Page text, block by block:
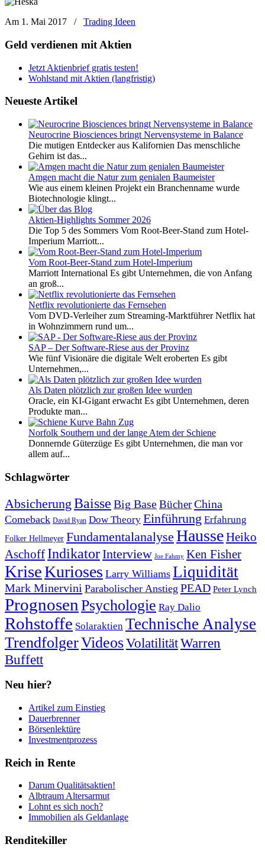
Am 1. Mai 2017 / Trading Ideen
Geld verdienen mit Aktien
Jetzt Aktienbrief gratis testen!
Wohlstand mit Aktien (langfristig)
Neueste Artikel
Neurocrine Biosciences bringt Nervensysteme in Balance
Die mutigen Entdecker aus Kalifornien Das menschliche
Gehirn ist das...
Amgen macht die Natur zum genialen Baumeister
Wie aus einem kleinen Projekt ein Branchenname wurde
Biotechnologie klingt...
Aktien-Highlights Sommer 2026
Die Top 5 des Sommers Vom Root-Beer-Stand zum Hotel-
Imperium Marriott...
Vom Root-Beer-Stand zum Hotel-Imperium
Marriott International Es gibt Unternehmen, die von Anfang
an groß...
Netflix revolutionierte das Fernsehen
Vom DVD-Verleiher zum Streaming-Marktführer Netflix hat
in Wohnzimmern rund um...
SAP – Der Software-Riese aus der Provinz
Wie fünf Visionäre die digitale Welt eroberten Es gibt
Unternehmen,...
Als Daten plötzlich zur großen Idee wurden
Oracle, ein KI-Gigant erwacht Es gibt Unternehmen, deren
Produkte man...
Norfolk Southern und der lange Atem der Schiene
Donnernde Güterzüge Es gibt Unternehmen, die man vor
allem auf...
Schlagwörter
Absicherung Baisse Big BaseBücherChina
Comeback David Ryan Dow Theory Einführung Erfahrung
Folker Hellmeyer Fundamentalanalyse HausseHeiko
Aschoff IndikatorInterview Joe Fahmy Ken Fisher
KriseKurioses Larry Williams Liquidität
Mark Minervini Parabolischer Anstieg PEAD Peter Lynch
Prognosen Psychologie Ray Dalio
Rohstoffe Solaraktien Technische Analyse
TrendfolgerVideosVolatilitätWarren
Buffett
Neu hier?
Artikel zum Einstieg
Dauerbrenner
Börsenlektüre
Investmentprozess
Reich in Rente
Darum Qualitätsaktien!
Albtraum Altersarmut
Lohnt es sich noch?
Immobilien als Geldanlage
Renditekiller